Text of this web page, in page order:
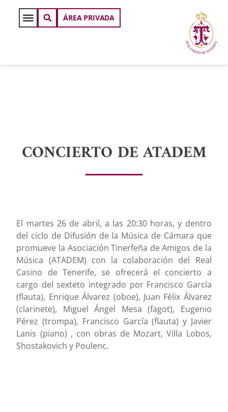
ÁREA PRIVADA
CONCIERTO DE ATADEM
El martes 26 de abril, a las 20:30 horas, y dentro
del ciclo de Difusión de la Música de Cámara que
promueve la Asociación Tinerfeña de Amigos de la
Música (ATADEM) con la colaboración del Real
Casino de Tenerife, se ofrecerá el concierto a
cargo del sexteto integrado por Francisco García
(flauta), Enrique Álvarez (oboe), Juan Félix Álvarez
(clarinete), Miguel Ángel Mesa (fagot), Eugenio
Pérez (trompa), Francisco García (flauta) y Javier
Lanis (piano) , con obras de Mozart, Villa Lobos,
Shostakovich y Poulenc.